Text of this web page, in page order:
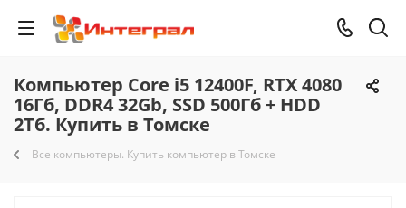
Компьютер Core i5 12400F, RTX 4080
16Гб, DDR4 32Gb, SSD 500Гб + HDD
2Тб. Купить в Томске
Все компьютеры. Купить компьютер в Томске